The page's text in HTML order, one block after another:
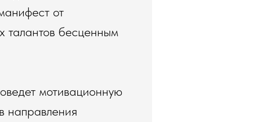
от
талантов бесценным
мотивационную
направления